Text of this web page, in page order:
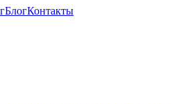
БлогКонтакты